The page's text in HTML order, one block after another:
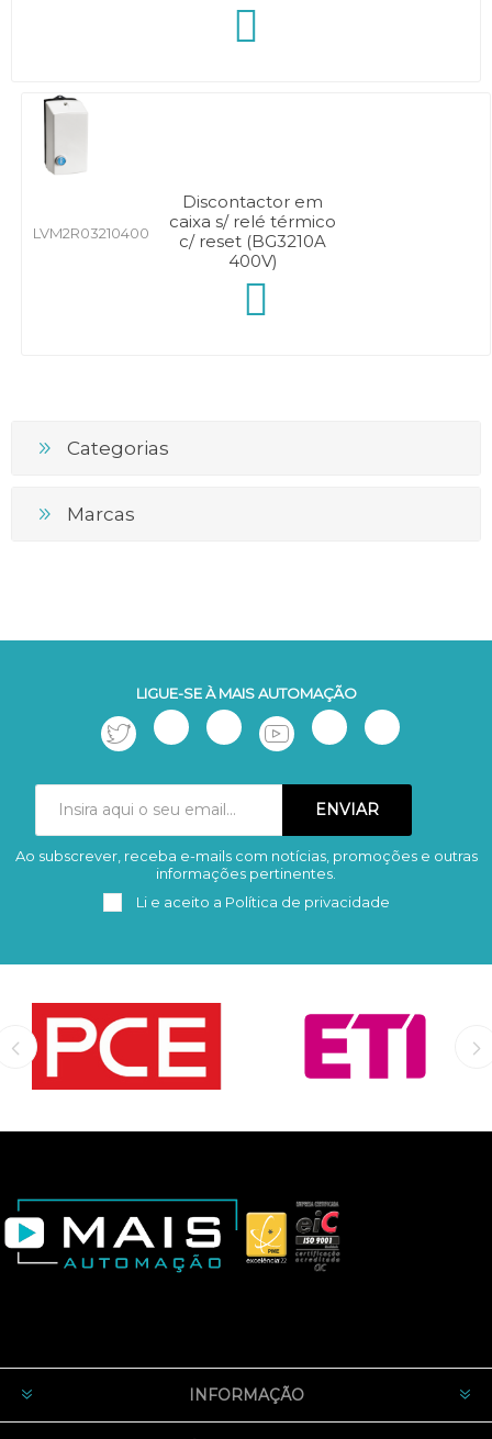
LVM2R03210400
Discontactor em
caixa s/ relé térmico
c/ reset (BG3210A
400V)
Categorias
Marcas
LIGUE-SE À MAIS AUTOMAÇÃO
Subscrever Remover
Ao subscrever, receba e-mails com notícias, promoções e outras
informações pertinentes.
Li e aceito a Política de privacidade
INFORMAÇÃO